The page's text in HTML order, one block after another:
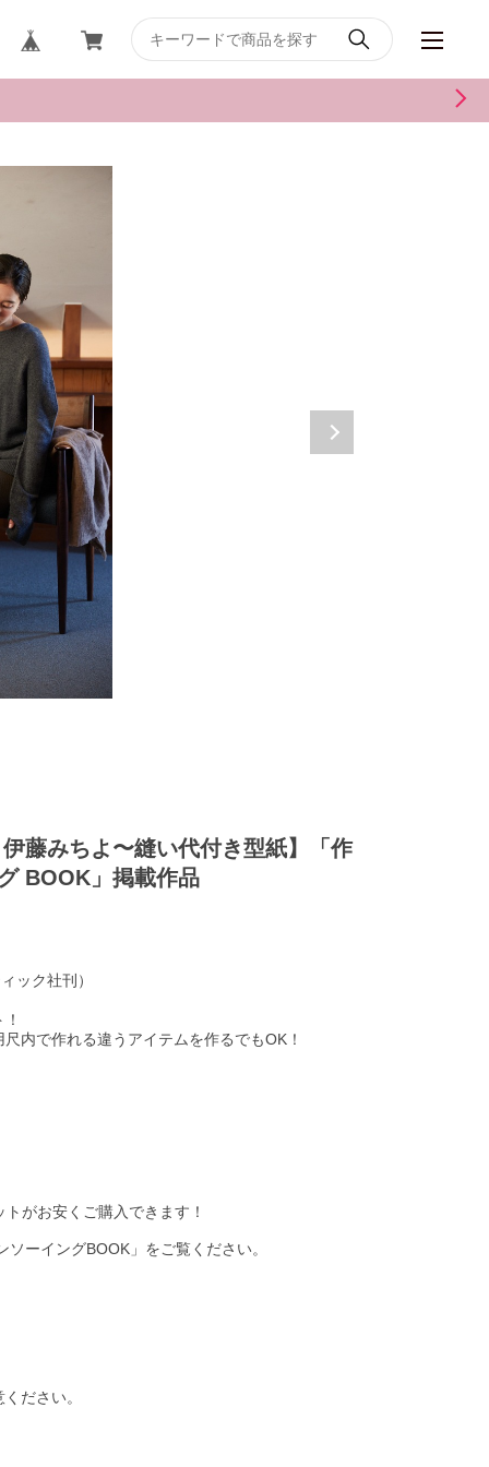
藤みちよ〜縫い代付き型紙】「作
BOOK」掲載作品
ック社刊）
内で作れる違うアイテムを作るでもOK！
がお安くご購入できます！
ーイングBOOK」をご覧ください。
ださい。